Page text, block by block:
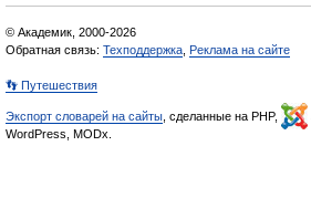
© Академик, 2000-2026
Обратная связь: Техподдержка Реклама на сайте
👣 Путешествия
Экспорт словарей на сайты , сделанные на PHP,
WordPress, MODx.